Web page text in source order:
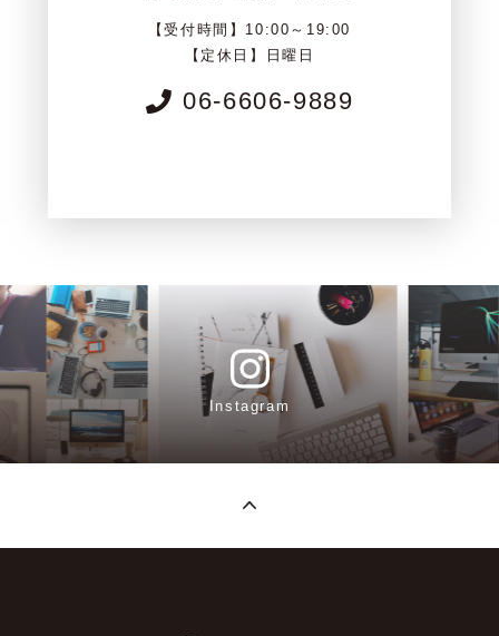
【受付時間】10:00～19:00
【定休日】日曜日
06-6606-9889
Instagram